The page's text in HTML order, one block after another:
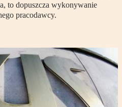
to dopuszcza wykonywanie
pracodawcy.